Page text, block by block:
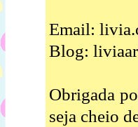
Email:
Blog:
Obrigada
seja cheio